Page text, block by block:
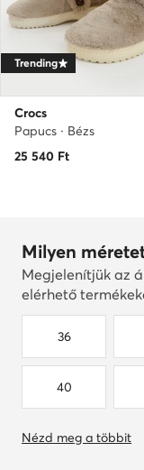
Trending
Crocs
Papucs · Bézs
25 540 Ft
Milyen
Megjelenítjük az
elérhető
36
40
Nézd meg a többit